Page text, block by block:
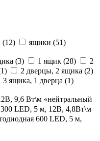
(12) ящики (51)
(3) 1 ящик (28)
2
1) 2 дверцы, 2 ящика (2)
3 ящика, 1 дверца (1)
9,6 Вт\м «нейтральный
300 LED, 5 м, 12В, 4,8Вт\м
600 LED, 5 м,